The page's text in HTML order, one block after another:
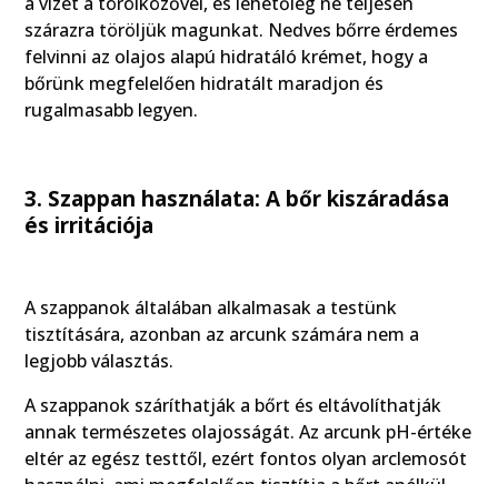
szárazra töröljük magunkat. Nedves bőrre érdemes
felvinni az olajos alapú hidratáló krémet, hogy a
bőrünk megfelelően hidratált maradjon és
rugalmasabb legyen.
3. Szappan használata: A bőr kiszáradása
és irritációja
A szappanok általában alkalmasak a testünk
tisztítására, azonban az arcunk számára nem a
legjobb választás.
A szappanok száríthatják a bőrt és eltávolíthatják
annak természetes olajosságát. Az arcunk pH-értéke
eltér az egész testtől, ezért fontos olyan arclemosót